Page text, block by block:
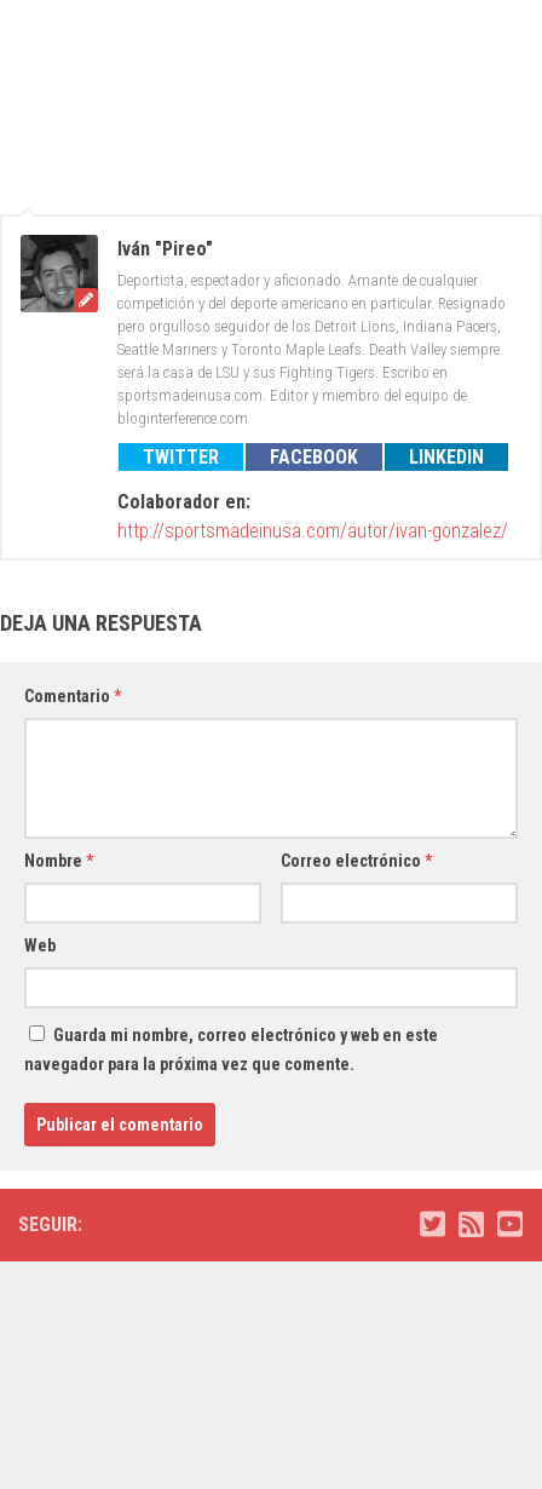
Iván "Pireo"
Deportista, espectador y aficionado. Amante de cualquier
competición y del deporte americano en particular. Resignado
pero orgulloso seguidor de los Detroit Lions, Indiana Pacers,
Seattle Mariners y Toronto Maple Leafs. Death Valley siempre
será la casa de LSU y sus Fighting Tigers. Escribo en
sportsmadeinusa.com. Editor y miembro del equipo de
bloginterference.com
TWITTER FACEBOOK
LINKEDIN
Colaborador en:
http://sportsmadeinusa.com/autor/ivan-gonzalez/
DEJA UNA RESPUESTA
Comentario *
Nombre * Correo electrónico*
Web
Guarda mi nombre, correo electrónico y web en este
navegador para la próxima vez que comente.
SEGUIR: